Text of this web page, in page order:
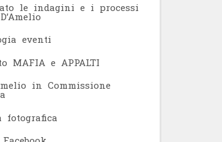
le indagini e i processi
eventi
MAFIA e APPALTI
in Commissione
fotografica